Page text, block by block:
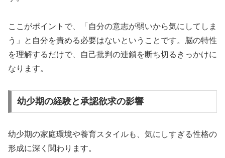
ここがポイントで、「自分の意志が弱いから気にしてしま
う」と自分を責める必要はないということです。脳の特性
を理解するだけで、自己批判の連鎖を断ち切るきっかけに
なります。
幼少期の経験と承認欲求の影響
幼少期の家庭環境や養育スタイルも、気にしすぎる性格の
形成に深く関わります。